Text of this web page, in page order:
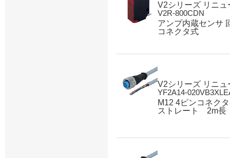
V2シリーズ リニ
V2R-800CDN
アンプ内蔵センサ
コネクタ式
V2シリーズ リニ
YF2A14-
M12 4ピンコネク
ストレート 2m長